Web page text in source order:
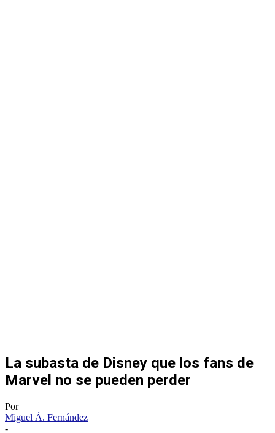
La subasta de Disney que los fans de
Marvel no se pueden perder
Por
Miguel Á. Fernández
-